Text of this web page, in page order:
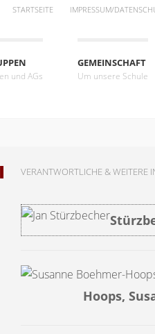
STARTSEITE IMPRESSUM/
und AGs
GEMEINSCHAFT
Um unsere Schule
VERANTWORTLICHE & WEITERE
Hoops,